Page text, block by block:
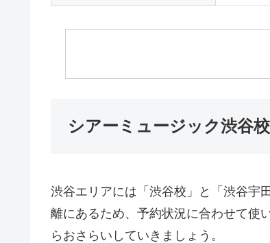
シアーミュージック渋谷
渋谷エリアには「渋谷校」と「渋谷宇
離にあるため、予約状況に合わせて使
らおさらいしていきましょう。